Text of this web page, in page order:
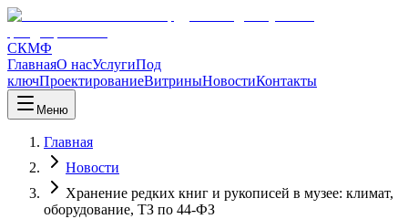
СКМФ
ГлавнаяО насУслугиПод
ключПроектированиеВитриныНовостиКонтакты
Меню
Главная
Новости
Хранение редких книг и рукописей в музее: климат,
оборудование, ТЗ по 44-ФЗ